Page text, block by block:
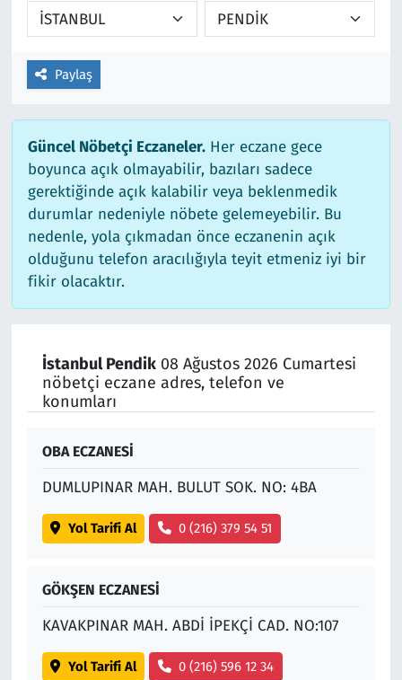
Paylaş
Güncel Nöbetçi Eczaneler.Her eczane gece
boyunca açık olmayabilir, bazıları sadece
gerektiğinde açık kalabilir veya beklenmedik
durumlar nedeniyle nöbete gelemeyebilir. Bu
nedenle, yola çıkmadan önce eczanenin açık
olduğunu telefon aracılığıyla teyit etmeniz iyi bir
fikir olacaktır.
İstanbul Pendik08 Ağustos 2026 Cumartesi
nöbetçi eczane adres, telefon ve
konumları
OBA ECZANESİ
DUMLUPINAR MAH. BULUT SOK. NO: 4BA
Yol Tarifi Al 0 (216) 379 54 51
GÖKŞEN ECZANESİ
KAVAKPINAR MAH. ABDİ İPEKÇİ CAD. NO:107
Yol Tarifi Al 0 (216) 596 12 34